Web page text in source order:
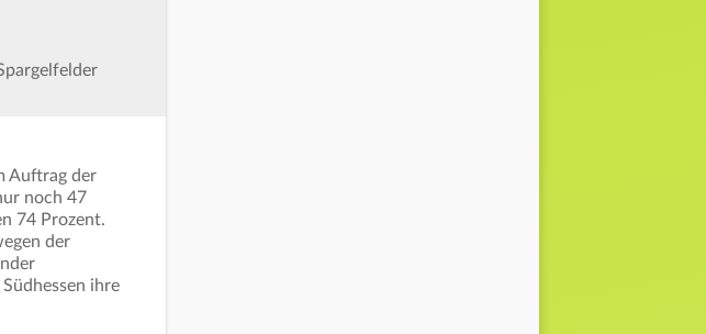
Auftrag der
noch 47
74 Prozent.
der
ihre